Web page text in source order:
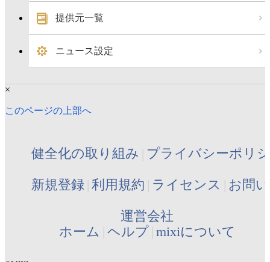
提供元一覧
ニュース設定
×
このページの上部へ
健全化の取り組み プライバシーポリ
新規登録 利用規約 ライセンス お問
運営会社
ホーム ヘルプ mixiについて